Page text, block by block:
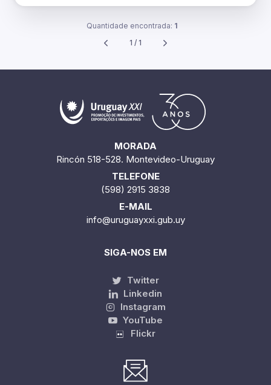
Quantidade encontrada: 1
1 / 1
MORADA
Rincón 518-528. Montevideo-Uruguay
TELEFONE
(598) 2915 3838
E-MAIL
info@uruguayxxi.gub.uy
SIGA-NOS EM
Twitter
Linkedin
Instagram
YouTube
Flickr